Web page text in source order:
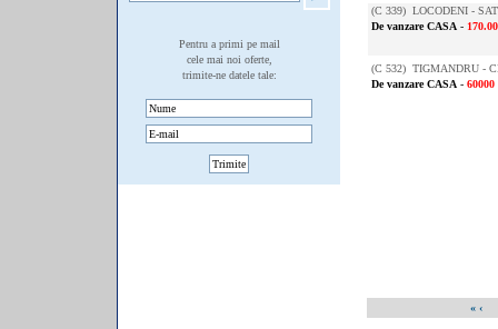
Pentru a primi pe mail
cele mai noi oferte,
trimite-ne datele tale:
(C 339) LOCODENI - SAT
De vanzare CASA -
(C 532) TIGMANDRU -
De vanzare CASA -
« ‹